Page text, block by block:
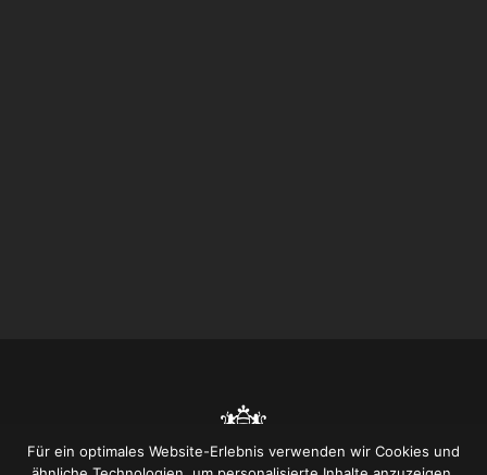
Für ein optimales Website-Erlebnis verwenden wir Cookies und